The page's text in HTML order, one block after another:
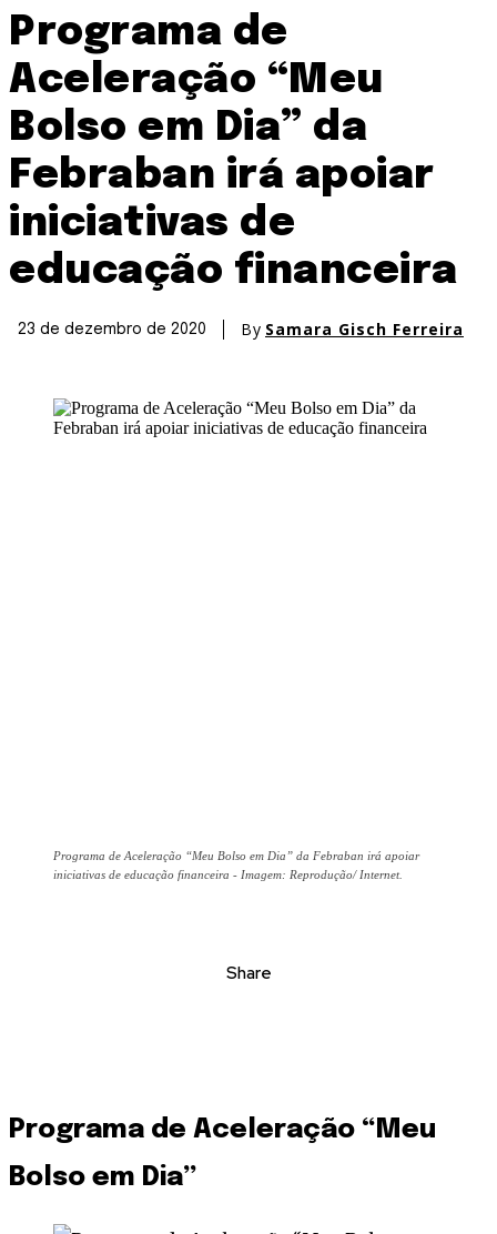
Programa de
Aceleração “Meu
Bolso em Dia” da
Febraban irá apoiar
iniciativas de
educação financeira
23 de dezembro de 2020 By Samara Gisch Ferreira
Programa de Aceleração “Meu Bolso em Dia” da Febraban irá apoiar
iniciativas de educação financeira - Imagem: Reprodução/ Internet.
Share
Programa de Aceleração “Meu
Bolso em Dia”